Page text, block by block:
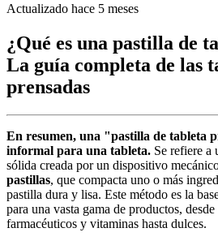
Actualizado hace 5 meses
¿Qué es una pastilla de
La guía completa de las
prensadas
En resumen, una "pastilla de tableta
informal para una tableta. Se refiere a
sólida creada por un dispositivo
pastillas, que compacta uno o más
pastilla dura y lisa. Este método es la
para una vasta gama de productos,
farmacéuticos y vitaminas hasta dulces.